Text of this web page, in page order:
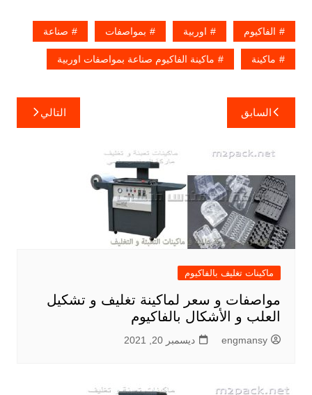
الفاكيوم اوربية بمواصفات صناعة
ماكينة ماكينة الفاكيوم صناعة بمواصفات اوربية
تصفّح
المقالات
السابق التالي
ماكينات تغليف بالفاكيوم
مواصفات و سعر لماكينة تغليف و تشكيل
العلب و الأشكال بالفاكيوم
engmansy ديسمبر 20, 2021